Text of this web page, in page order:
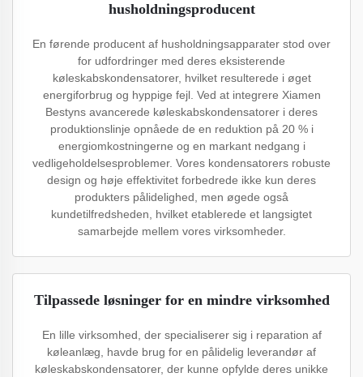
husholdningsproducent
En førende producent af husholdningsapparater stod over
for udfordringer med deres eksisterende
køleskabskondensatorer, hvilket resulterede i øget
energiforbrug og hyppige fejl. Ved at integrere Xiamen
Bestyns avancerede køleskabskondensatorer i deres
produktionslinje opnåede de en reduktion på 20 % i
energiomkostningerne og en markant nedgang i
vedligeholdelsesproblemer. Vores kondensatorers robuste
design og høje effektivitet forbedrede ikke kun deres
produkters pålidelighed, men øgede også
kundetilfredsheden, hvilket etablerede et langsigtet
samarbejde mellem vores virksomheder.
Tilpassede løsninger for en mindre virksomhed
En lille virksomhed, der specialiserer sig i reparation af
køleanlæg, havde brug for en pålidelig leverandør af
køleskabskondensatorer, der kunne opfylde deres unikke